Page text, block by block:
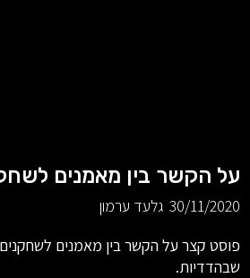
על הקשר בין מאמנים
30/11/2020 גלעד ערמון
פוסט קצר על הקשר בין מאמנים
שבהדדיות.